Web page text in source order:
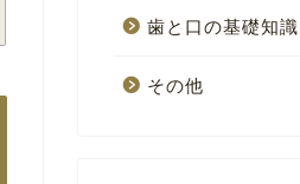
歯と口の基礎知識
その他